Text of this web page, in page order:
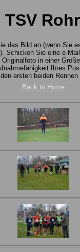
das Bild an (wenn Sie
Schicken Sie eine e-
in einer
Ihres
ersten beiden
Back to Home